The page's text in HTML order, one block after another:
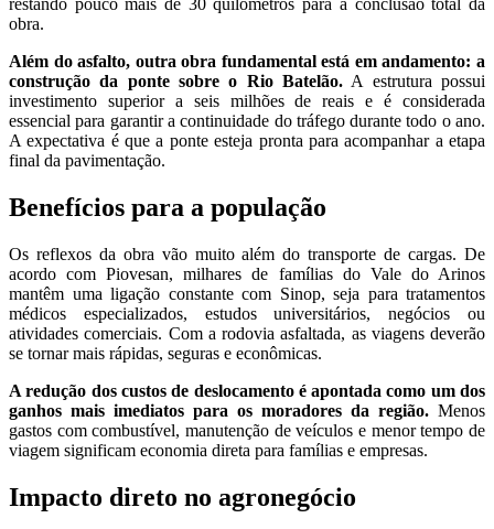
restando pouco mais de 30 quilômetros para a conclusão total da
obra.
Além do asfalto, outra obra fundamental está em andamento: a
construção da ponte sobre o Rio Batelão. A estrutura possui
investimento superior a seis milhões de reais e é considerada
essencial para garantir a continuidade do tráfego durante todo o ano.
A expectativa é que a ponte esteja pronta para acompanhar a etapa
final da pavimentação.
Benefícios para a população
Os reflexos da obra vão muito além do transporte de cargas. De
acordo com Piovesan, milhares de famílias do Vale do Arinos
mantêm uma ligação constante com Sinop, seja para tratamentos
médicos especializados, estudos universitários, negócios ou
atividades comerciais. Com a rodovia asfaltada, as viagens deverão
se tornar mais rápidas, seguras e econômicas.
A redução dos custos de deslocamento é apontada como um dos
ganhos mais imediatos para os moradores da região. Menos
gastos com combustível, manutenção de veículos e menor tempo de
viagem significam economia direta para famílias e empresas.
Impacto direto no agronegócio